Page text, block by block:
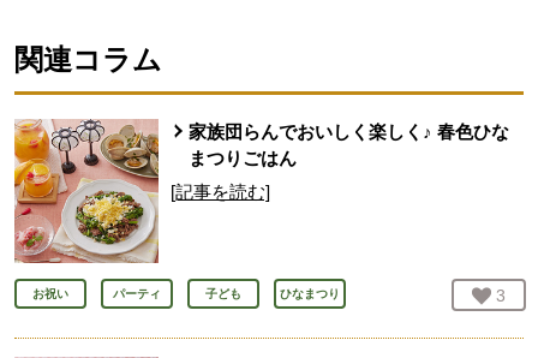
関連コラム
家族団らんでおいしく楽しく♪ 春色ひな
まつりごはん
[記事を読む]
お祝い パーティ 子ども ひなまつり お気
3